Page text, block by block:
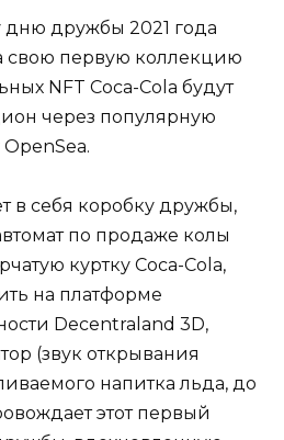
дружбы 2021 года
свою первую коллекцию
NFT Coca-Cola будут
через популярную
в себя коробку дружбы,
по продаже колы
куртку Coca-Cola,
на платформе
Decentraland 3D,
(звук открывания
напитка льда, до
этот первый